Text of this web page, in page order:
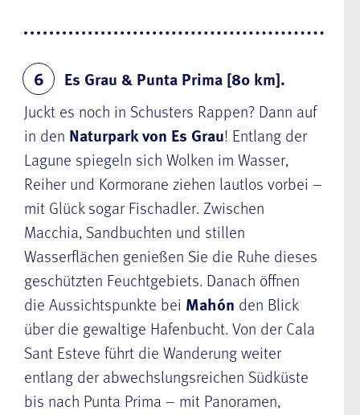
6
Es Grau & Punta Prima [80 km].
Juckt es noch in Schusters Rappen? Dann auf
in den Naturpark von Es Grau! Entlang der
Lagune spiegeln sich Wolken im Wasser,
Reiher und Kormorane ziehen lautlos vorbei –
mit Glück sogar Fischadler. Zwischen
Macchia, Sandbuchten und stillen
Wasserflächen genießen Sie die Ruhe dieses
geschützten Feuchtgebiets. Danach öffnen
die Aussichtspunkte bei Mahón den Blick
über die gewaltige Hafenbucht. Von der Cala
Sant Esteve führt die Wanderung weiter
entlang der abwechslungsreichen Südküste
bis nach Punta Prima – mit Panoramen,